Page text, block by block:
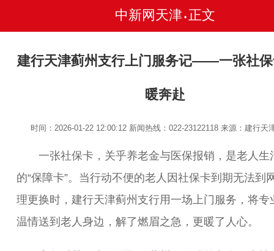
中新网天津 • 正文
建行天津蓟州支行上门服务记——一张社
暖奔赴
时间：2026-01-22 12:00:12 新闻热线：022-23122118来源：建行天
一张社保卡，关乎养老金与医保报销，是老人生
的“保障卡”。当行动不便的老人因社保卡到期无法到
理更换时，建行天津蓟州支行用一场上门服务，将专
温情送到老人身边，解了燃眉之急，更暖了人心。